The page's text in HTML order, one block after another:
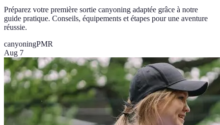
Préparez votre première sortie canyoning adaptée grâce à notre
guide pratique. Conseils, équipements et étapes pour une aventure
réussie.
canyoningPMR
Aug 7